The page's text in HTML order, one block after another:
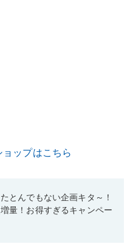
ョップはこちら
とんでもない企画キタ～！
量！お得すぎるキャンペー